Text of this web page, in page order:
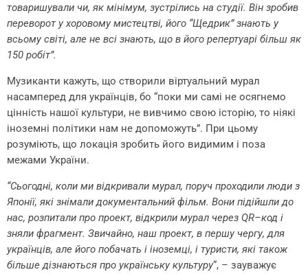
товаришували чи, як мінімум, зустрілись на студії. Він зробив
переворот у хоровому мистецтві, його “Щедрик” знають у
всьому світі, але не всі знають, що в його репертуарі більш як
150 робіт”.
Музиканти кажуть, що створили віртуальний мурал
насамперед для українців, бо “поки ми самі не осягнемо
цінність нашої культури, не вивчимо свою історію, то ніякі
іноземні політики нам не допоможуть”. При цьому
розуміють, що локація зробить його видимим і поза
межами України.
“Сьогодні, коли ми відкривали мурал, поруч проходили люди з
Японії, які знімали документальний фільм. Вони підійшли до
нас, розпитали про проект, відкрили мурал через QR–код і
зняли фрагмент. Звичайно, наш проект, в першу чергу, для
українців, але його побачать і іноземці, і туристи, які також
більше дізнаються про українську культуру“, – зауважує